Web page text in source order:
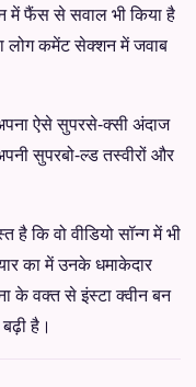
में फैंस से सवाल भी किया है
लोग कमेंट सेक्शन में जवाब
ऐसे सुपरसे-क्सी अंदाज
सुपरबो-ल्ड तस्वीरों और
कि वो वीडियो सॉन्ग में भी
का में उनके धमाकेदार
के वक्त से इंस्टा क्वीन बन
है।